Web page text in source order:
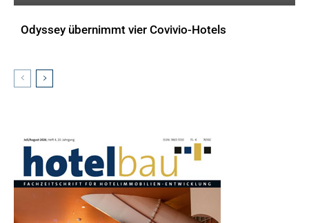
Odyssey übernimmt vier Covivio-Hotels